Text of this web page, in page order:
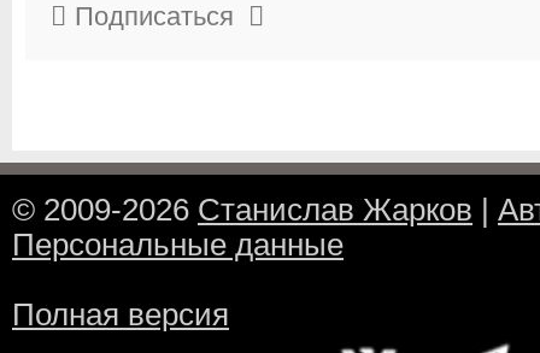
Подписаться
© 2009-2026 Станислав Жарков
Персональные данные
Полная версия